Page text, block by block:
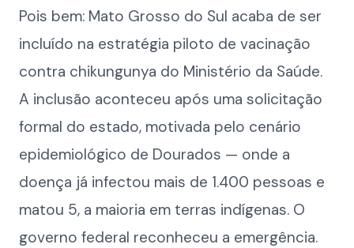
Pois bem: Mato Grosso do Sul acaba de ser
incluído na estratégia piloto de vacinação
contra chikungunya do Ministério da Saúde.
A inclusão aconteceu após uma solicitação
formal do estado, motivada pelo cenário
epidemiológico de Dourados — onde a
doença já infectou mais de 1.400 pessoas e
matou 5, a maioria em terras indígenas. O
governo federal reconheceu a emergência.